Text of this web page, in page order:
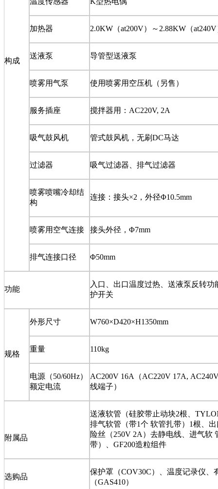
构成
加热器 2.0KW （at200V）～ 2.88KW （at240V
送液泵 导管型送液泵
喷雾用气泵 使用喷雾用空压机（另售）
服务插座 搅拌器用： AC220V, 2A
吸气鼓风机 管式鼓风机，无刷DC马达
过滤器 吸气过滤器、排气过滤器
喷雾喷嘴冷却结
构
连接：接头×2 ，外径Φ10.5mm
喷雾用空气连接 接头外径，Φ7mm
排气连接口径 Φ50mm
功能
入口、出口温度过热、送液泵反转功
护开关
规格
外形尺寸 W760×D420×H1350mm
重量 110kg
电源（50/60Hz）
额定电流
AC200V 16A （AC220V 17A,
线端子）
附属品
送液软管（硅胶带止动块2根、
排气软管（带1个 软管扎带） 1根、
险丝（250V 2A ）去静电线、进气软
带）、GF200造粒组件
选购品
保护罩（COV30C）、温度记录仪、
（GAS410）